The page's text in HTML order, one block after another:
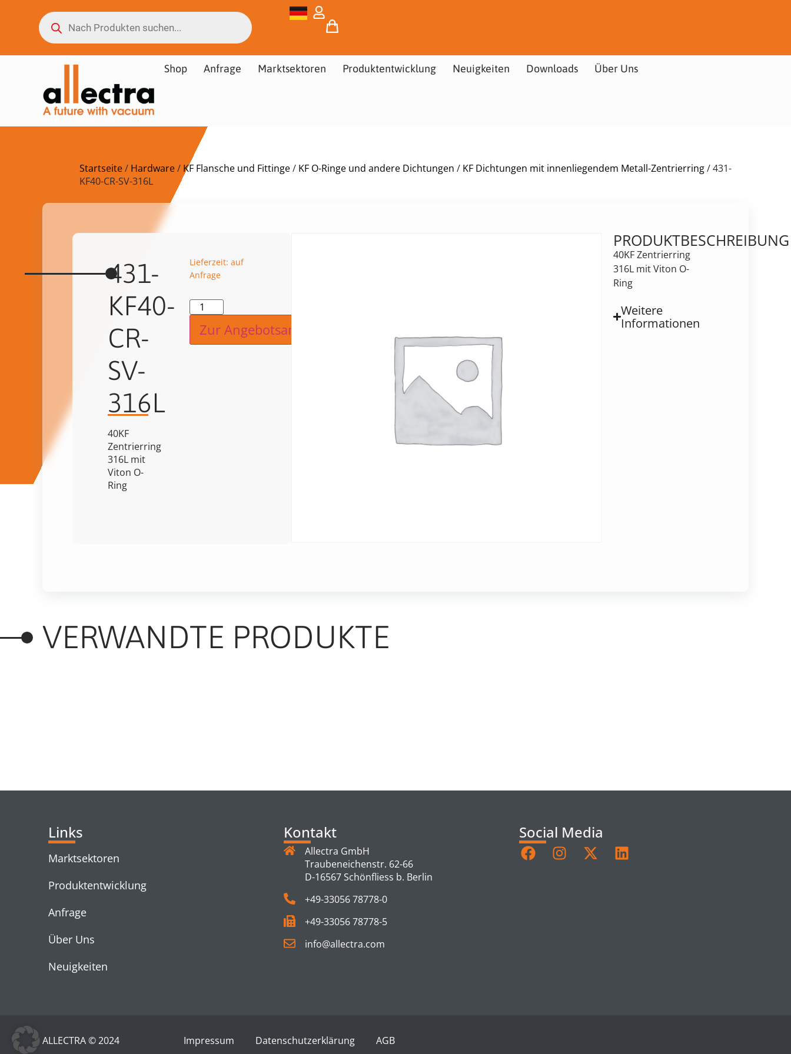
Shop Anfrage Marktsektoren Produktentwicklung Neuigkeiten Downloads Über Uns
Startseite/ Hardware/ KF Flansche und Fittinge/ KF O-Ringe und andere Dichtungen / KF Dichtungen mit innenliegendem Metall-Zentrierring/ 431-
KF40-CR-SV-316L
431-
KF40-
CR-
SV-
316L
40KF
Zentrierring
316L mit
Viton O-
Ring
Lieferzeit: auf
Anfrage
Zur Angebotsanfrage hinzufügen
PRODUKTBESCHREIBUNG
40KF Zentrierring
316L mit Viton O-
Ring
Weitere
Informationen
VERWANDTE PRODUKTE
Links
Marktsektoren
Produktentwicklung
Anfrage
Über Uns
Neuigkeiten
Kontakt
Allectra GmbH
Traubeneichenstr. 62-66
D-16567 Schönfliess b. Berlin
+49-33056 78778-0
+49-33056 78778-5
info@allectra.com
Social Media
ALLECTRA © 2024 Impressum Datenschutzerklärung AGB